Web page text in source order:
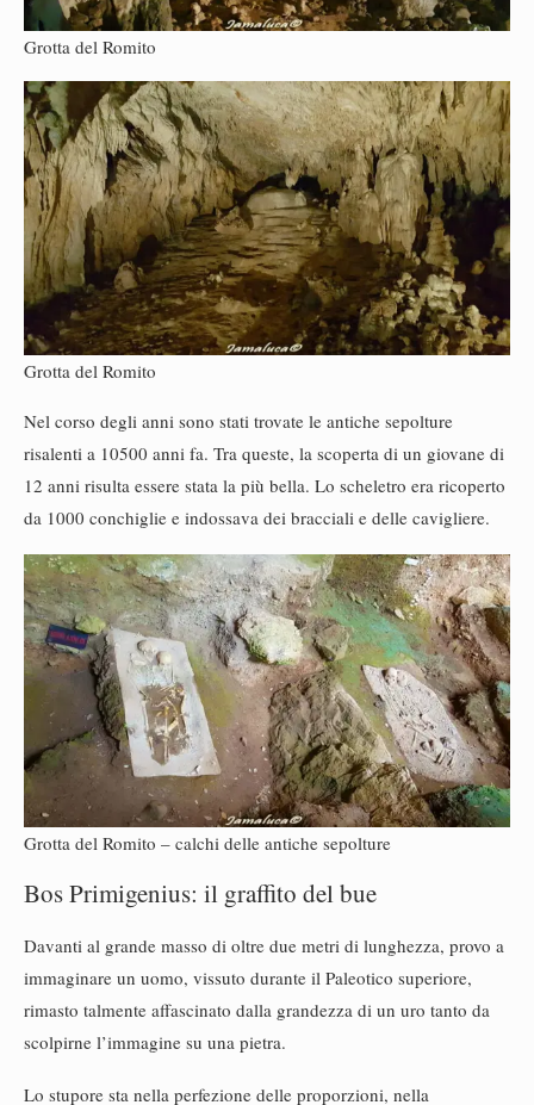
Grotta del Romito
Grotta del Romito
Nel corso degli anni sono stati trovate le antiche sepolture
risalenti a 10500 anni fa. Tra queste, la scoperta di un giovane di
12 anni risulta essere stata la più bella. Lo scheletro era ricoperto
da 1000 conchiglie e indossava dei bracciali e delle cavigliere.
Grotta del Romito – calchi delle antiche sepolture
Bos Primigenius: il graffito del bue
Davanti al grande masso di oltre due metri di lunghezza, provo a
immaginare un uomo, vissuto durante il Paleotico superiore,
rimasto talmente affascinato dalla grandezza di un uro tanto da
scolpirne l’immagine su una pietra.
Lo stupore sta nella perfezione delle proporzioni, nella